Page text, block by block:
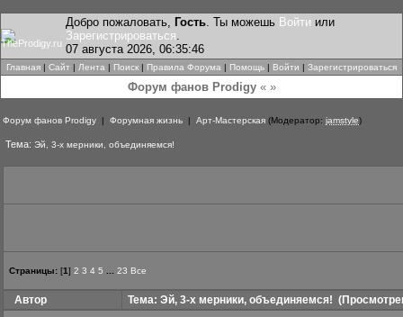
Добро пожаловать, Гость. Ты можешь Войти или
Зарегистрироваться.
07 августа 2026, 06:35:46
Главная | Сайт | Лента | Поиск | Правила Форума | Помощь | Войти | Зарегистрироваться
Форум фанов Prodigy« »
Форум фанов Prodigy | Форумная жизнь | Арт-Мастерская (Модератор: jamstyle)
Тема: Эй, 3-х мерники, объединяемся!
Страницы: [1] 2 3 4 5 23 Все
Автор Тема: Эй, 3-х мерники, объединяемся!